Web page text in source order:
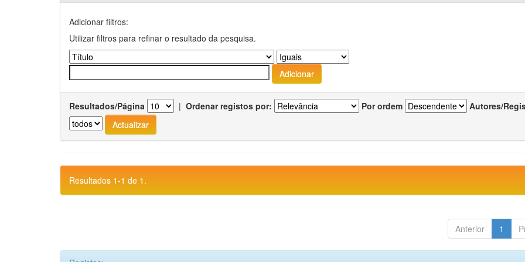
Adicionar filtros:
Utilizar filtros para refinar o resultado da pesquisa.
Resultados/Página | Ordenar registos por: Por ordem Autores/
Resultados 1-1 de 1.
Anterior 1